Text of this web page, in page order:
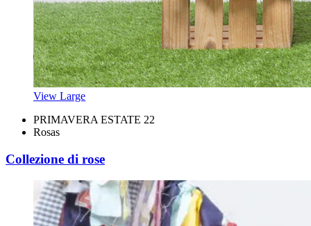
View Large
PRIMAVERA ESTATE 22
Rosas
Collezione di rose